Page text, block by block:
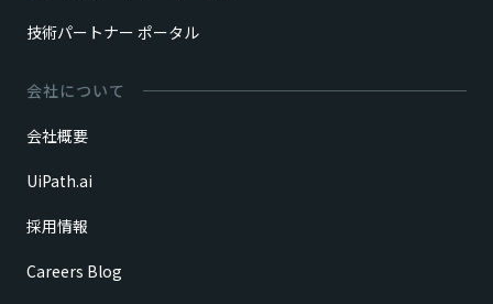
技術パートナー ポータル
会社について
会社概要
UiPath.ai
採用情報
Careers Blog